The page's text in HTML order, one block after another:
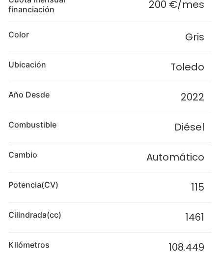
financiación
200 €/mes
Color Gris
Ubicación Toledo
Año Desde 2022
Combustible Diésel
Cambio Automático
Potencia(CV) 115
Cilindrada(cc) 1461
Kilómetros 108.449